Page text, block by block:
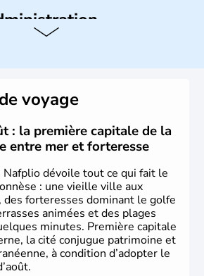
Olympiques en 776 avant J.C. Le 25
début de la Guerre d'indépendance,
la fête nationale grecque. La Grèce
comme état indépendant à
voyage
: la première capitale de la
entre mer et forteresse
dévoile tout ce qui fait le
: une vieille ville aux
des forteresses dominant le golfe
animées et des plages
minutes. Première capitale
la cité conjugue patrimoine et
à condition d’adopter le